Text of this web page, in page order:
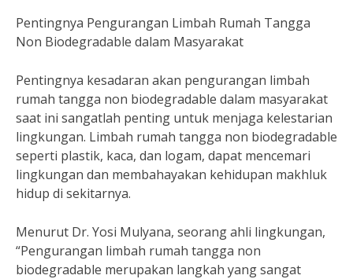
Pentingnya Pengurangan Limbah Rumah Tangga
Non Biodegradable dalam Masyarakat
Pentingnya kesadaran akan pengurangan limbah
rumah tangga non biodegradable dalam masyarakat
saat ini sangatlah penting untuk menjaga kelestarian
lingkungan. Limbah rumah tangga non biodegradable
seperti plastik, kaca, dan logam, dapat mencemari
lingkungan dan membahayakan kehidupan makhluk
hidup di sekitarnya.
Menurut Dr. Yosi Mulyana, seorang ahli lingkungan,
“Pengurangan limbah rumah tangga non
biodegradable merupakan langkah yang sangat